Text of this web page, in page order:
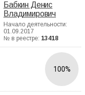
Бабкин Денис
Владимирович
Начало деятельности:
01.09.2017
№ в реестре: 13418
100%